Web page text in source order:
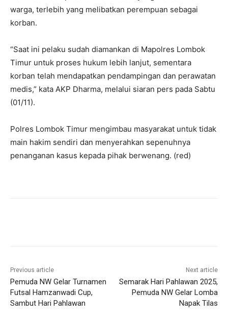
warga, terlebih yang melibatkan perempuan sebagai
korban.
“Saat ini pelaku sudah diamankan di Mapolres Lombok
Timur untuk proses hukum lebih lanjut, sementara
korban telah mendapatkan pendampingan dan perawatan
medis,” kata AKP Dharma, melalui siaran pers pada Sabtu
(01/11).
Polres Lombok Timur mengimbau masyarakat untuk tidak
main hakim sendiri dan menyerahkan sepenuhnya
penanganan kasus kepada pihak berwenang. (red)
Previous article
Pemuda NW Gelar Turnamen
Futsal Hamzanwadi Cup,
Sambut Hari Pahlawan
Next article
Semarak Hari Pahlawan 2025,
Pemuda NW Gelar Lomba
Napak Tilas